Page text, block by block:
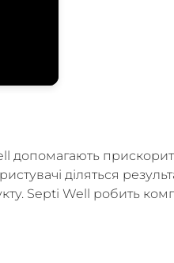
допомагають
діляться
Septi Well робить